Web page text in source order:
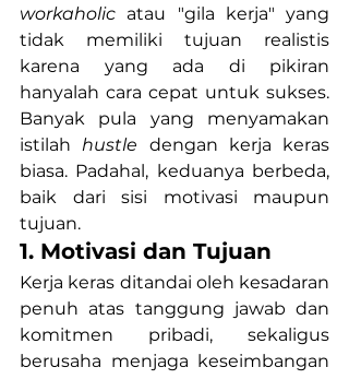
workaholic atau "gila kerja" yang
tidak memiliki tujuan realistis
karena yang ada di pikiran
hanyalah cara cepat untuk sukses.
Banyak pula yang menyamakan
istilah hustle dengan kerja keras
biasa. Padahal, keduanya berbeda,
baik dari sisi motivasi maupun
tujuan.
1. Motivasi dan Tujuan
Kerja keras ditandai oleh kesadaran
penuh atas tanggung jawab dan
komitmen pribadi, sekaligus
berusaha menjaga keseimbangan